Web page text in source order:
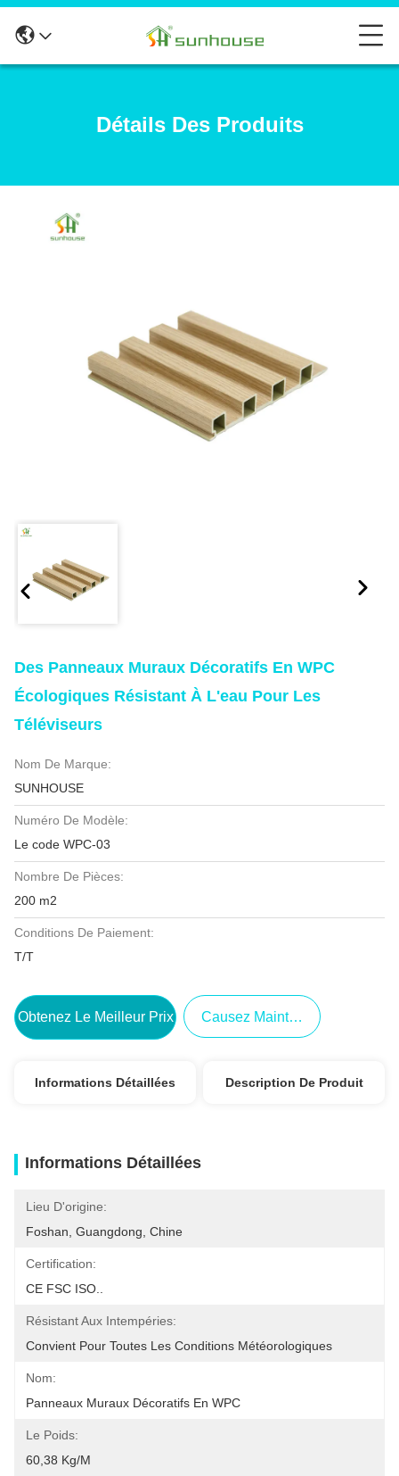
Détails Des Produits
Des Panneaux Muraux Décoratifs En WPC
Écologiques Résistant À L'eau Pour Les
Téléviseurs
Nom De Marque:
SUNHOUSE
Numéro De Modèle:
Le code WPC-03
Nombre De Pièces:
200 m2
Conditions De Paiement:
T/T
Obtenez Le Meilleur Prix Causez Maintenant
Informations Détaillées Description De Produit
Informations Détaillées
Lieu D'origine:
Foshan, Guangdong, Chine
Certification:
CE FSC ISO..
Résistant Aux Intempéries:
Convient Pour Toutes Les Conditions Météorologiques
Nom:
Panneaux Muraux Décoratifs En WPC
Le Poids:
60,38 Kg/m